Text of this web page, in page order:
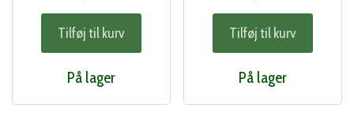
Tilføj til kurv
På lager
Tilføj til kurv
På lager